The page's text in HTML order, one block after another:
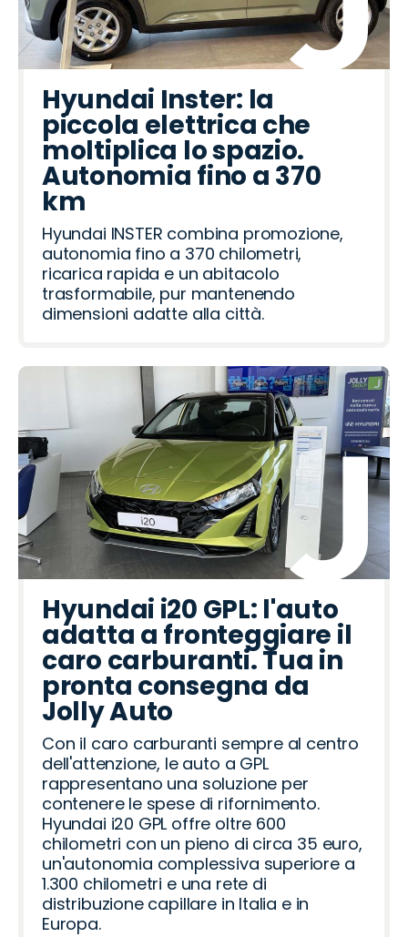
Hyundai Inster: la
piccola elettrica che
moltiplica lo spazio.
Autonomia fino a 370
km
Hyundai INSTER combina promozione,
autonomia fino a 370 chilometri,
ricarica rapida e un abitacolo
trasformabile, pur mantenendo
dimensioni adatte alla città.
Hyundai i20 GPL: l'auto
adatta a fronteggiare il
caro carburanti. Tua in
pronta consegna da
Jolly Auto
Con il caro carburanti sempre al centro
dell'attenzione, le auto a GPL
rappresentano una soluzione per
contenere le spese di rifornimento.
Hyundai i20 GPL offre oltre 600
chilometri con un pieno di circa 35 euro,
un'autonomia complessiva superiore a
1.300 chilometri e una rete di
distribuzione capillare in Italia e in
Europa.